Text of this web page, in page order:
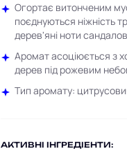
Огортає витонченим
поєднуються ніжність
дерев'яні ноти
Аромат асоціюється з
дерев під рожевим
Тип аромату:
AКТИВНІ ІНГРЕДІЕНТИ: